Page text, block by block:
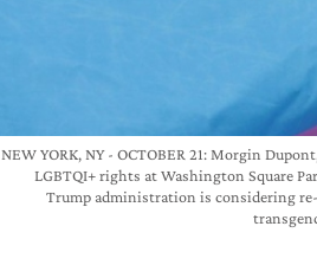
NEW YORK, NY - OCTOBER 21: Morgin
LGBTQI+ rights at Washington Square
Trump administration is considering